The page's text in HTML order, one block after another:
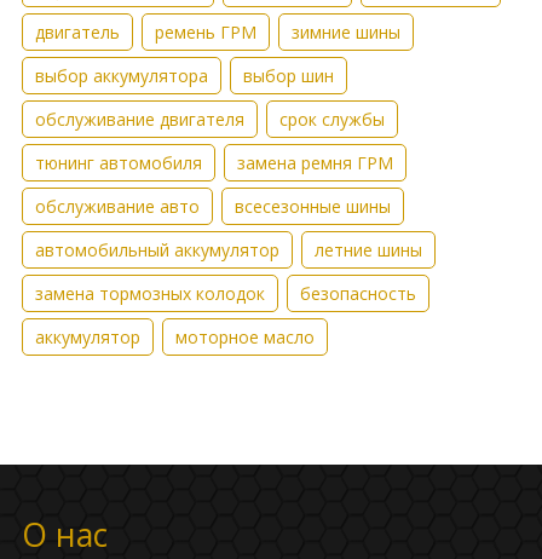
двигатель
ремень ГРМ
зимние шины
выбор аккумулятора
выбор шин
обслуживание двигателя
срок службы
тюнинг автомобиля
замена ремня ГРМ
обслуживание авто
всесезонные шины
автомобильный аккумулятор
летние шины
замена тормозных колодок
безопасность
аккумулятор
моторное масло
О нас